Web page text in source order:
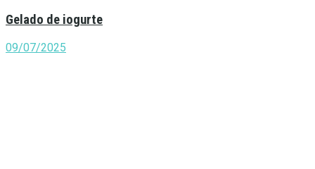
Gelado de iogurte
09/07/2025